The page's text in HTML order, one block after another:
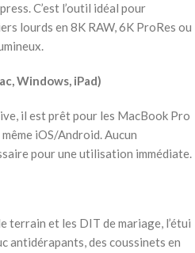
C’est l’outil idéal pour
lourds en 8K RAW, 6K ProRes ou
Windows, iPad)
il est prêt pour les MacBook Pro
iOS/Android. Aucun
pour une utilisation immédiate.
terrain et les DIT de mariage, l’étui
antidérapants, des coussinets en